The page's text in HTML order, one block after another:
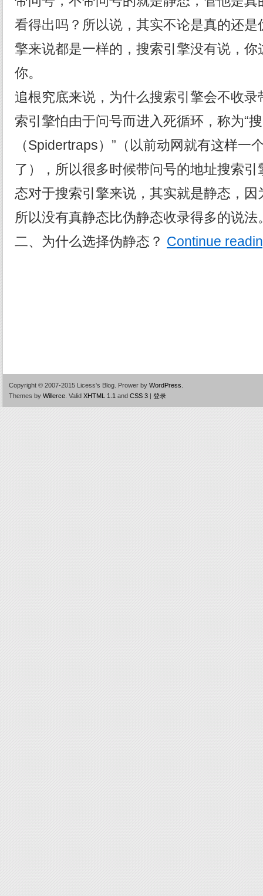
看得出吗？所以说，其实不论是真的还
擎来说都是一样的，搜索引擎没有说，
你。
追根究底来说，为什么搜索引擎会不收
索引擎怕由于问号而进入死循环，称为“
（Spidertraps）”（以前动网就有这样一
了），所以很多时候带问号的地址搜索
态对于搜索引擎来说，其实就是静态，
所以没有真静态比伪静态收录得多的说法
二、为什么选择伪静态？ Continue
Copyright © 2007-2015 Licess's Blog. Prower by WordPress
Themes by Willerce Valid XHTML 1.1 and CSS 3 | 登录